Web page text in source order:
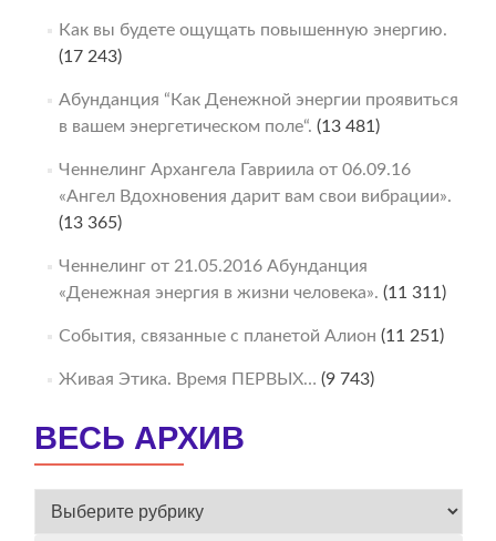
Как вы будете ощущать повышенную энергию.
(17 243)
Абунданция “Как Денежной энергии проявиться
в вашем энергетическом поле“. (13 481)
Ченнелинг Архангела Гавриила от 06.09.16
«Ангел Вдохновения дарит вам свои вибрации».
(13 365)
Ченнелинг от 21.05.2016 Абунданция
«Денежная энергия в жизни человека». (11 311)
События, связанные с планетой Алион (11 251)
Живая Этика. Время ПЕРВЫХ… (9 743)
ВЕСЬ АРХИВ
ВЕСЬ